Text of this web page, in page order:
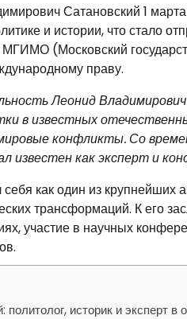
Сатановский 1
и истории, что стало
(Московский
праву.
Леонид
в известных
конфликты. Со
известен как эксперт и
как один из
трансформаций. К его
участие в научных
историк и эксперт в